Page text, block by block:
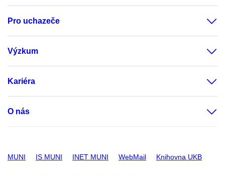
Pro uchazeče
Výzkum
Kariéra
O nás
MUNI IS MUNI INET MUNI WebMail Knihovna UKB